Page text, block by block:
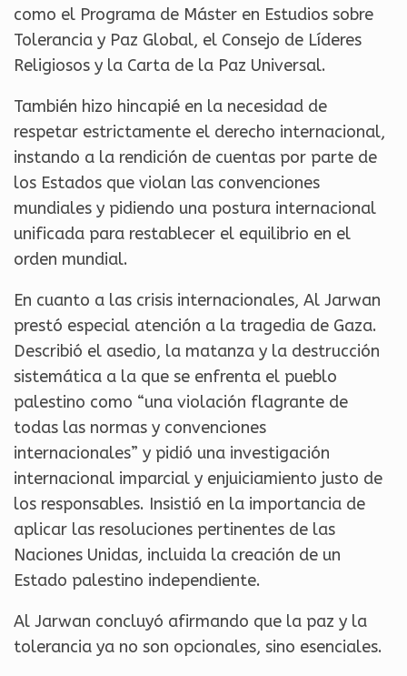
como el Programa de Máster en Estudios sobre
Tolerancia y Paz Global, el Consejo de Líderes
Religiosos y la Carta de la Paz Universal.
También hizo hincapié en la necesidad de
respetar estrictamente el derecho internacional,
instando a la rendición de cuentas por parte de
los Estados que violan las convenciones
mundiales y pidiendo una postura internacional
unificada para restablecer el equilibrio en el
orden mundial.
En cuanto a las crisis internacionales, Al Jarwan
prestó especial atención a la tragedia de Gaza.
Describió el asedio, la matanza y la destrucción
sistemática a la que se enfrenta el pueblo
palestino como “una violación flagrante de
todas las normas y convenciones
internacionales” y pidió una investigación
internacional imparcial y enjuiciamiento justo de
los responsables. Insistió en la importancia de
aplicar las resoluciones pertinentes de las
Naciones Unidas, incluida la creación de un
Estado palestino independiente.
Al Jarwan concluyó afirmando que la paz y la
tolerancia ya no son opcionales, sino esenciales.